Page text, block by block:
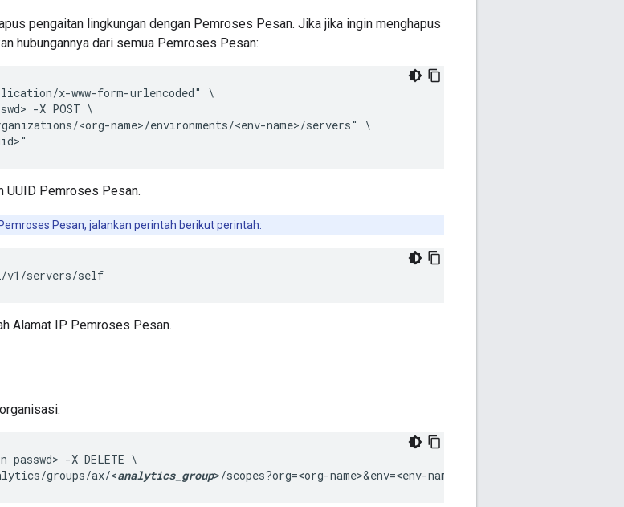
pengaitan lingkungan dengan Pemroses Pesan. Jika jika ingin menghapus
hubungannya dari semua Pemroses Pesan:
x-www-form-urlencoded" \
-X POST \
<org-name>/environments/<env-name>/servers" \
UUID Pemroses Pesan.
Pesan, jalankan perintah berikut perintah:
v1/servers/self
Alamat IP Pemroses Pesan.
-X DELETE \
groups/ax/<analytics_group>/scopes?org=<org-name>&env=<env-name>